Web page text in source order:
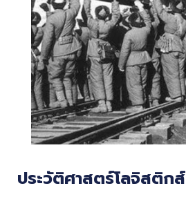
ประวัติศาสตร์โลจิสติกส์